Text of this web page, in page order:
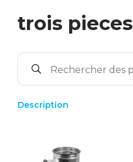
trois pieces
Description